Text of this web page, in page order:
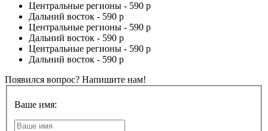
Центральные регионы - 590 р
Дальний восток - 590 р
Центральные регионы - 590 р
Дальний восток - 590 р
Центральные регионы - 590 р
Дальний восток - 590 р
Появился вопрос? Напишите нам!
Ваше имя: